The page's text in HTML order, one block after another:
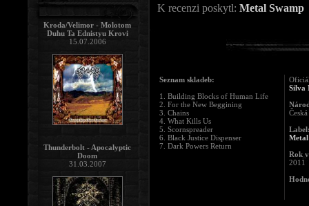
K recenzi poskytl: Metal Swamp
Seznam skladeb:
1. Building Blocks of Human Life
2. For the New Beggining
3. Chains
4. What Kills Us
5. Scornspreader
6. Black Justice Dispenser
7. Dark Powers Return
Silva
Metal
Rok
2011
Kroda/Velimor - Molotom
Duhu Ta Ednistyu Krovi
15.07.2006
Thunderbolt - Apocalyptic
Doom
31.03.2007